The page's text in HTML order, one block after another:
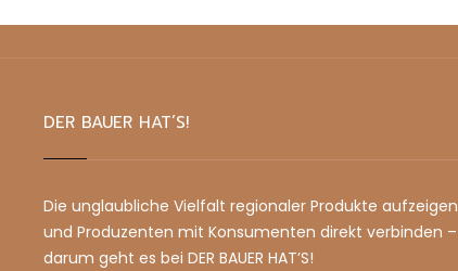
DER BAUER HAT’S!
Die unglaubliche Vielfalt regionaler Produkte aufzeigen
und Produzenten mit Konsumenten direkt verbinden –
darum geht es bei DER BAUER HAT’S!